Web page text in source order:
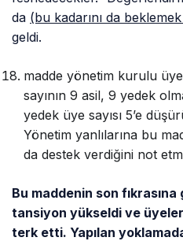
da (bu kadarını da
geldi.
madde yönetim kurulu üye
sayının 9 asil, 9 yedek
yedek üye sayısı 5’e
Yönetim yanlılarına bu
da destek verdiğini not
Bu maddenin son
tansiyon yükseldi ve
terk etti. Yapılan